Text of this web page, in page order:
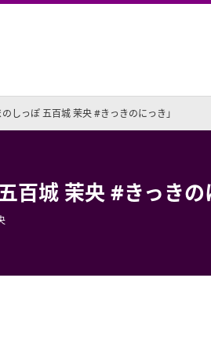
しっぽ 五百城 茉央 #きっきのにっき」
百城 茉央 #きっきの